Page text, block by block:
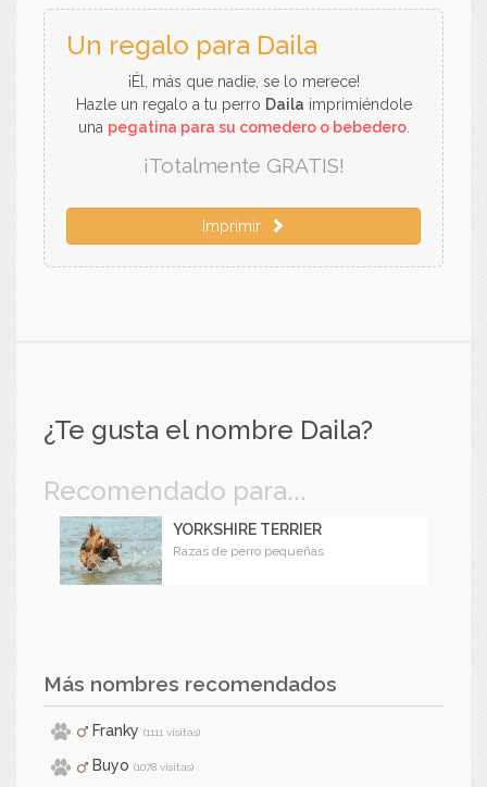
Un regalo para Daila
¡Él, más que nadie, se lo merece!
Hazle un regalo a tu perro Daila imprimiéndole
una pegatina para su comedero o bebedero.
¡Totalmente GRATIS!
Imprimir
¿Te gusta el nombre Daila?
Recomendado para...
YORKSHIRE TERRIER
Razas de perro pequeñas
Más nombres recomendados
Franky (1111 visitas)
Buyo (1078 visitas)